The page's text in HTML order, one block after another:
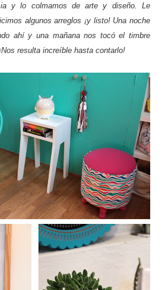
y lo colmamos de arte y diseño. Le
algunos arreglos ¡y listo! Una noche
ahí y una mañana nos tocó el timbre
resulta increíble hasta contarlo!